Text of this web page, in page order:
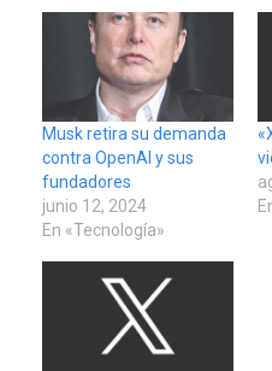
Musk retira su demanda
contra OpenAI y sus
fundadores
junio 12, 2024
En «Tecnología»